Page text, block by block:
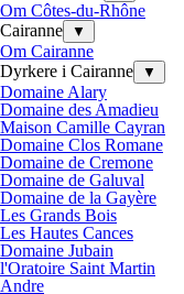
Om Côtes-du-Rhône
Cairanne
▼
Om Cairanne
Dyrkere i Cairanne
▼
Domaine Alary
Domaine des Amadieu
Maison Camille Cayran
Domaine Clos Romane
Domaine de Cremone
Domaine de Galuval
Domaine de la Gayère
Les Grands Bois
Les Hautes Cances
Domaine Jubain
l'Oratoire Saint Martin
Andre